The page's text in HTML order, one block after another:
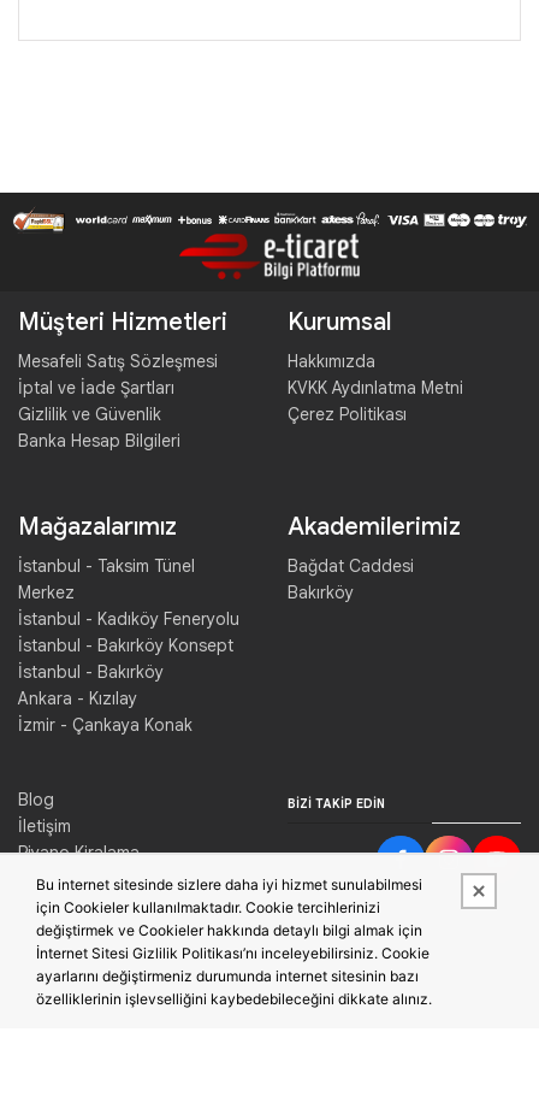
Müşteri Hizmetleri
Mesafeli Satış Sözleşmesi
İptal ve İade Şartları
Gizlilik ve Güvenlik
Banka Hesap Bilgileri
Kurumsal
Hakkımızda
KVKK Aydınlatma Metni
Çerez Politikası
Mağazalarımız
İstanbul - Taksim Tünel
Merkez
İstanbul - Kadıköy Feneryolu
İstanbul - Bakırköy Konsept
İstanbul - Bakırköy
Ankara - Kızılay
İzmir - Çankaya Konak
Akademilerimiz
Bağdat Caddesi
Bakırköy
Blog
İletişim
Piyano Kiralama
Konser Salonu Kiralama
BIZI TAKIP EDIN
Bu internet sitesinde sizlere daha iyi hizmet sunulabilmesi
için Cookieler kullanılmaktadır. Cookie tercihlerinizi
değiştirmek ve Cookieler hakkında detaylı bilgi almak için
İnternet Sitesi Gizlilik Politikası’nı inceleyebilirsiniz. Cookie
ayarlarını değiştirmeniz durumunda internet sitesinin bazı
özelliklerinin işlevselliğini kaybedebileceğini dikkate alınız.